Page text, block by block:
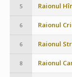
5 Raionul
6 Raionul
6 Raionul
8 Raionul